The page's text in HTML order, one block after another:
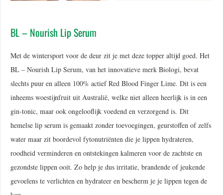
BL – Nourish Lip Serum
Met de wintersport voor de deur zit je met deze topper altijd goed. Het
BL – Nourish Lip Serum, van het innovatieve merk Biologi, bevat
slechts puur en alleen 100% actief Red Blood Finger Lime. Dit is een
inheems woestijnfruit uit Australië, welke niet alleen heerlijk is in een
gin-tonic, maar ook ongelooflijk voedend en verzorgend is. Dit
hemelse lip serum is gemaakt zonder toevoegingen, geurstoffen of zelfs
water maar zit boordevol fytonutriënten die je lippen hydrateren,
roodheid verminderen en ontstekingen kalmeren voor de zachtste en
gezondste lippen ooit. Zo help je dus irritatie, brandende of jeukende
gevoelens te verlichten en hydrateer en bescherm je je lippen tegen de